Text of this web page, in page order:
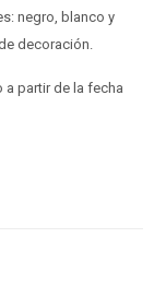
negro, blanco y
decoración.
a partir de la fecha